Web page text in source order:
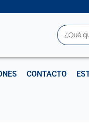
Buscar
CONTACTO